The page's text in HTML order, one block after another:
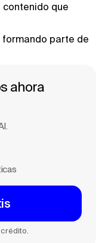
que
formando parte de
ahora